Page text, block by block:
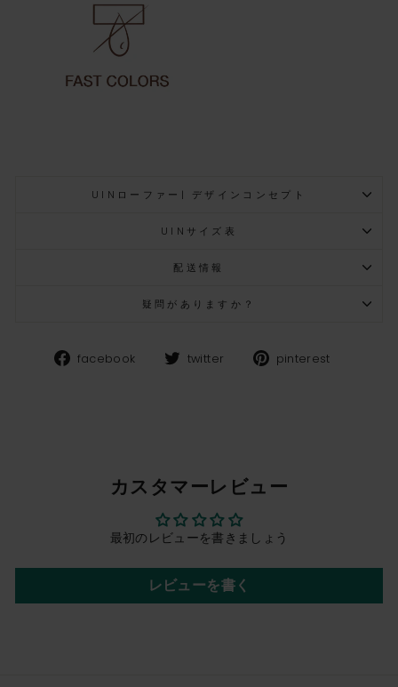
UINローファー| デザインコンセプト
UINサイズ表
配送情報
疑問がありますか？
facebook Facebook
twitter Twitterpinterest
カスタマーレビュー
最初のレビューを書きましょう
レビューを書く